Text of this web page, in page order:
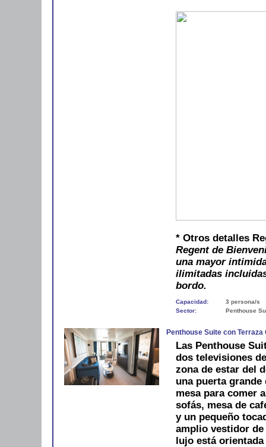
* Otros detalles
Regent de
una mayor
ilimitadas
bordo.
Capacidad:
3 persona/s
Sector:
Penthouse
Penthouse Suite con Terraza
Las Penthouse
dos televisiones
zona de estar del
una puerta
mesa para comer
sofás, mesa de
y un pequeño
amplio vestidor de
lujo está